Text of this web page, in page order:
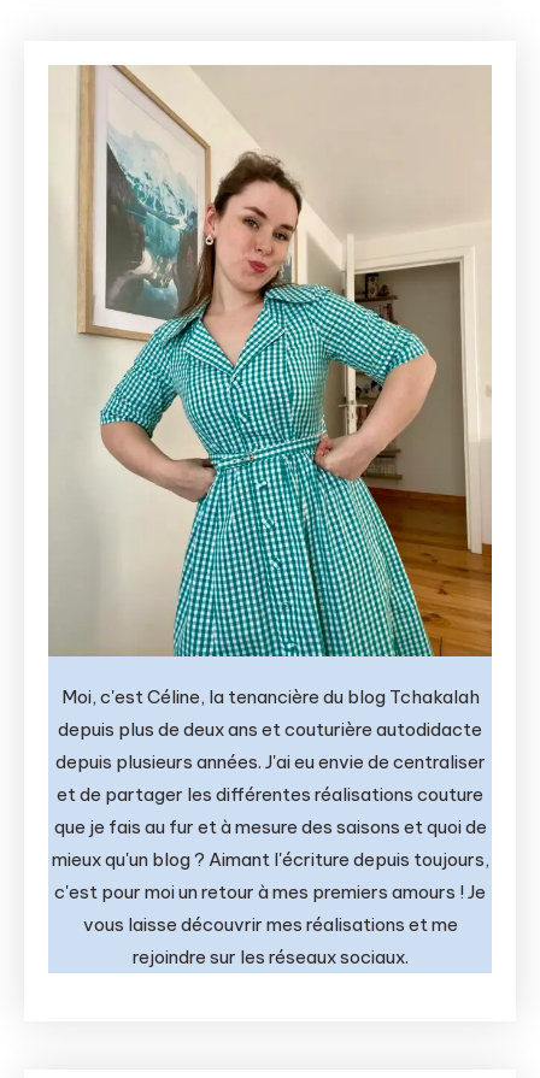
Moi, c'est Céline, la tenancière du blog Tchakalah
depuis plus de deux ans et couturière autodidacte
depuis plusieurs années. J'ai eu envie de centraliser
et de partager les différentes réalisations couture
que je fais au fur et à mesure des saisons et quoi de
mieux qu'un blog ? Aimant l'écriture depuis toujours,
c'est pour moi un retour à mes premiers amours ! Je
vous laisse découvrir mes réalisations et me
rejoindre sur les réseaux sociaux.